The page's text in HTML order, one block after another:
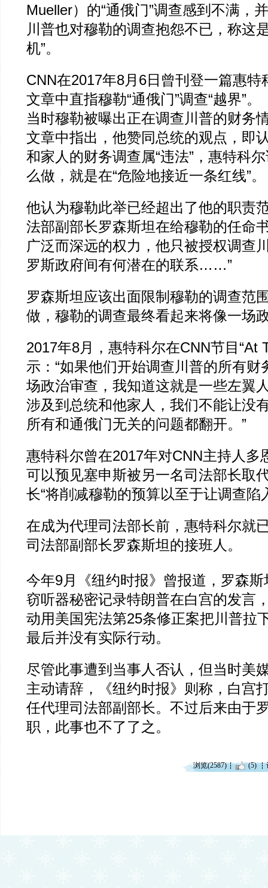
Mueller）的“通俄门”调查感到不满，
川普也对穆勒的调查抱怨不已，称这
机”。
CNN在2017年8月6日曾刊登一篇惠特
文章中直指穆勒“通俄门”调查“越界”。
当时穆勒被曝出正在调查川普的财务
文章中指出，他赞同总统的观点，即
和家人的财务调查属“违法”，惠特科
么做，就是在“危险地接近一条红线”
他认为穆勒此举已经超出了他的职责
法部副部长罗森斯坦在给穆勒的任命
广泛而深远的权力，他只被授权调查
罗斯政府间有何潜在的联系……”
罗森斯坦应该出面限制穆勒的调查范
做，穆勒的调查最终看起来将像一场
2017年8月，惠特科尔在CNN节目“At
示：“如果他们开始调查川普的所有财
场政治审查，我知道这就是一些左
涉及到总统和他家人，我们不能让没
所有和通俄门无关的问题都翻开。”
惠特科尔曾在2017年对CNN主持人多
可以预见塞申斯被另一名司法部长取
长“将削减穆勒的预算以至于让调查陷
在成为代理司法部长前，惠特科尔就
司法部副部长罗森斯坦的接班人。
今年9月《纽约时报》曾报道，罗森
窃听器秘密记录特朗普在白宫的发言
动用美国宪法第25条修正案把川普拉
最后并没有实际行动。
尽管此事遭到当事人否认，但当时美
主动请辞，《纽约时报》则称，白宫
任代理司法部副部长。不过后来由于
职，此事也不了了之。
浏览(2587) (5)